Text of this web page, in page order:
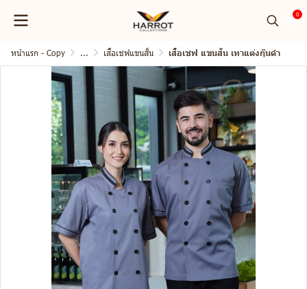
0
หน้าแรก - Copy ... เสื้อเชฟแขนสั้น เสื้อเชฟ แขนสั้น เทาแต่งกุ๊นดำ